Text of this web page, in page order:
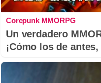
Corepunk MMORPG
Un verdadero
¡Cómo los de